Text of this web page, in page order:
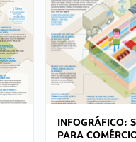
INFOGRÁFICO:
PARA